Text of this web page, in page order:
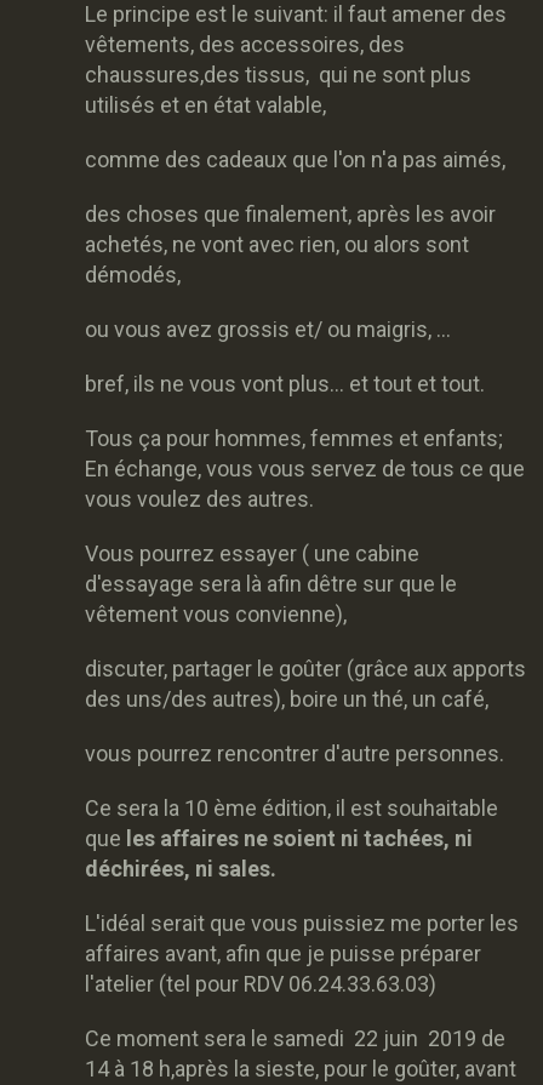
Le principe est le suivant: il faut amener des
vêtements, des accessoires, des
chaussures,des tissus, qui ne sont plus
utilisés et en état valable,
comme des cadeaux que l'on n'a pas aimés,
des choses que finalement, après les avoir
achetés, ne vont avec rien, ou alors sont
démodés,
ou vous avez grossis et/ ou maigris, ...
bref, ils ne vous vont plus... et tout et tout.
Tous ça pour hommes, femmes et enfants;
En échange, vous vous servez de tous ce que
vous voulez des autres.
Vous pourrez essayer ( une cabine
d'essayage sera là afin dêtre sur que le
vêtement vous convienne),
discuter, partager le goûter (grâce aux apports
des uns/des autres), boire un thé, un café,
vous pourrez rencontrer d'autre personnes.
Ce sera la 10 ème édition, il est souhaitable
que les affaires ne soient ni tachées, ni
déchirées, ni sales.
L'idéal serait que vous puissiez me porter les
affaires avant, afin que je puisse préparer
l'atelier (tel pour RDV 06.24.33.63.03)
Ce moment sera le samedi 22 juin 2019 de
14 à 18 h,après la sieste, pour le goûter, avant